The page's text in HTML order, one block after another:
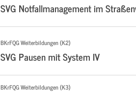
SVG Notfallmanagement im
BKrFQG Weiterbildungen (K2)
SVG Pausen mit System IV
BKrFQG Weiterbildungen (K3)